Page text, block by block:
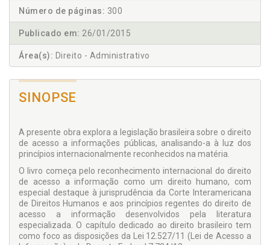
Número de páginas: 300
Publicado em: 26/01/2015
Área(s): Direito - Administrativo
SINOPSE
A presente obra explora a legislação brasileira sobre o direito
de acesso a informações públicas, analisando-a à luz dos
princípios internacionalmente reconhecidos na matéria.
O livro começa pelo reconhecimento internacional do direito
de acesso a informação como um direito humano, com
especial destaque à jurisprudência da Corte Interamericana
de Direitos Humanos e aos princípios regentes do direito de
acesso a informação desenvolvidos pela literatura
especializada. O capítulo dedicado ao direito brasileiro tem
como foco as disposições da Lei 12.527/11 (Lei de Acesso a